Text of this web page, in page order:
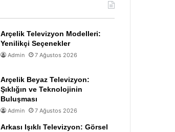
Arçelik Televizyon Modelleri:
Yenilikçi Seçenekler
Admin 7 Ağustos 2026
Arçelik Beyaz Televizyon:
Şıklığın ve Teknolojinin
Buluşması
Admin 7 Ağustos 2026
Arkası Işıklı Televizyon: Görsel